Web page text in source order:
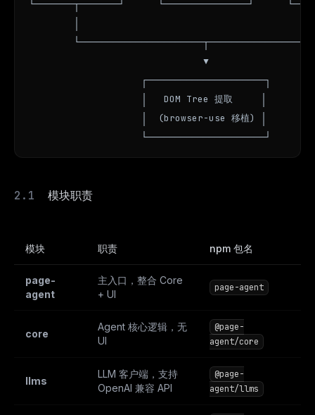
└───────┬───────┘      └───────────────┘
                               ▼
                    ┌─────────────────────┐
                    │   DOM Tree 提取     │
                    │  (browser-use 移植) │
                    └─────────────────────┘
模块职责
模块 职责 npm 包名
page-
agent
主入口，整合 Core
+ UI
page-agent
core
Agent 核心逻辑，无
UI
@page-
agent/core
llms
LLM 客户端，支持
OpenAI 兼容 API
@page-
agent/llms